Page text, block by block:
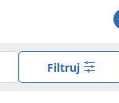
Filtruj